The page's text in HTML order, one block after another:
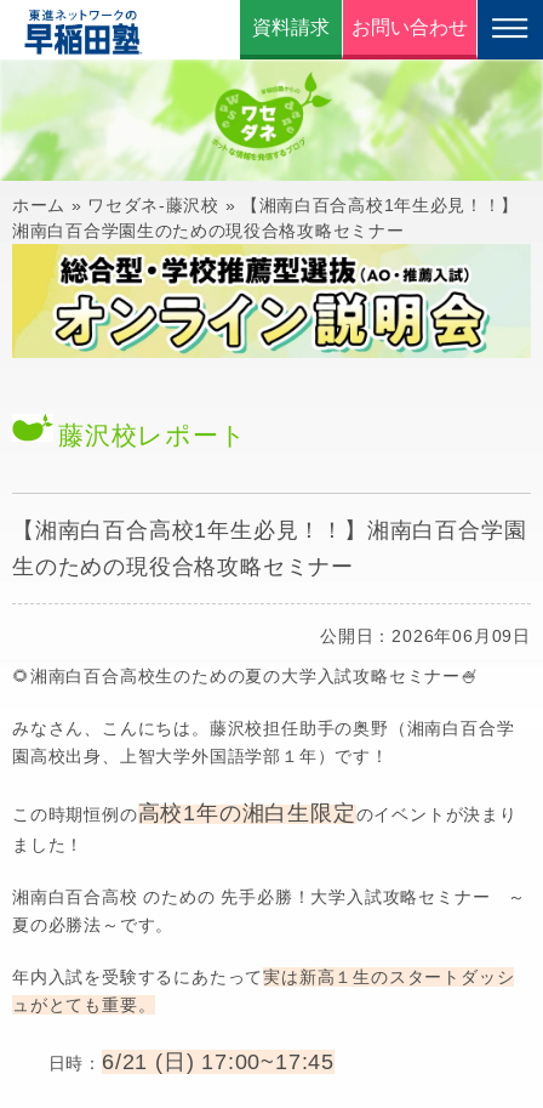
資料請求 お問い合わせ
ホーム » ワセダネ-藤沢校 »
【湘南白百合高校1年生必見！！】
湘南白百合学園生のための現役合格攻略セミナー
藤沢校レポート
【湘南白百合高校1年生必見！！】湘南白百合学園
生のための現役合格攻略セミナー
公開日：2026年06月09日
🌻湘南白百合高校生のための夏の大学入試攻略セミナー🍧
みなさん、こんにちは。藤沢校担任助手の奥野（湘南白百合学
園高校出身、上智大学外国語学部１年）です！
この時期恒例の高校1年の湘白生限定のイベントが決まり
ました！
湘南白百合高校 のための 先手必勝！大学入試攻略セミナー ～
夏の必勝法～です。
年内入試を受験するにあたって実は新高１生のスタートダッシ
ュがとても重要。
日時： 6/21 (日) 17:00~17:45